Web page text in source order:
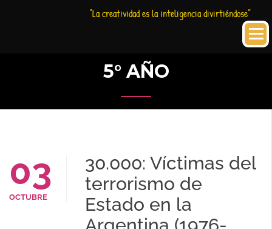
“La creatividad es la inteligencia divirtiéndose”
5° AÑO
03
OCTUBRE
30.000: Víctimas del
terrorismo de
Estado en la